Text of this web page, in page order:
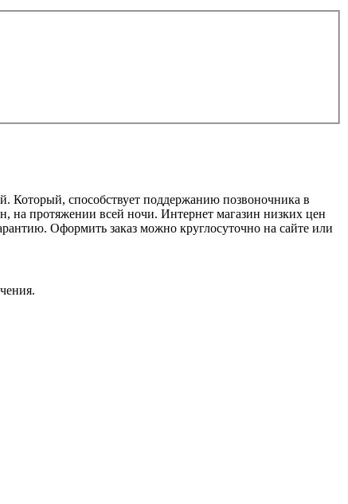
Который, способствует поддержанию позвоночника в
на протяжении всей ночи. Интернет магазин низких цен
Оформить заказ можно круглосуточно на сайте или